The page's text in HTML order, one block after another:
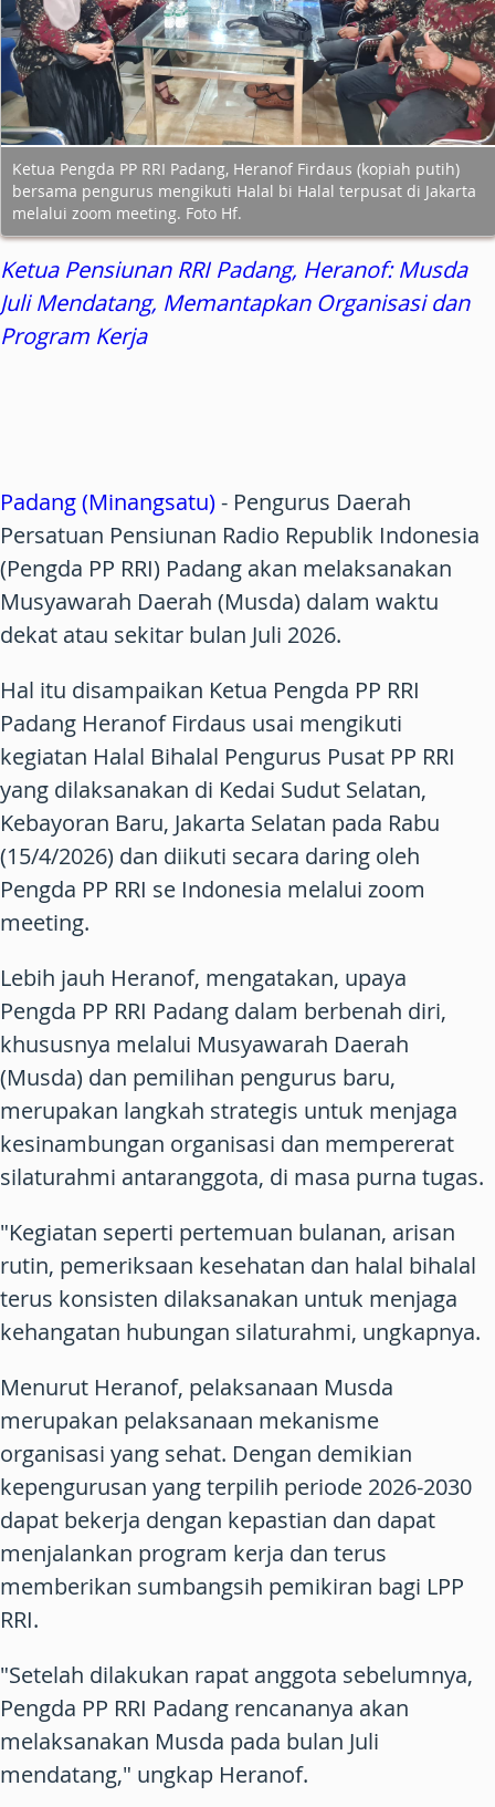
Ketua Pengda PP RRI Padang, Heranof Firdaus (kopiah putih)
bersama pengurus mengikuti Halal bi Halal terpusat di Jakarta
melalui zoom meeting. Foto Hf.
Ketua Pensiunan RRI Padang, Heranof: Musda
Juli Mendatang, Memantapkan Organisasi dan
Program Kerja
Padang (Minangsatu)- Pengurus Daerah
Persatuan Pensiunan Radio Republik Indonesia
(Pengda PP RRI) Padang akan melaksanakan
Musyawarah Daerah (Musda) dalam waktu
dekat atau sekitar bulan Juli 2026.
Hal itu disampaikan Ketua Pengda PP RRI
Padang Heranof Firdaus usai mengikuti
kegiatan Halal Bihalal Pengurus Pusat PP RRI
yang dilaksanakan di Kedai Sudut Selatan,
Kebayoran Baru, Jakarta Selatan pada Rabu
(15/4/2026) dan diikuti secara daring oleh
Pengda PP RRI se Indonesia melalui zoom
meeting.
Lebih jauh Heranof, mengatakan, upaya
Pengda PP RRI Padang dalam berbenah diri,
khususnya melalui Musyawarah Daerah
(Musda) dan pemilihan pengurus baru,
merupakan langkah strategis untuk menjaga
kesinambungan organisasi dan mempererat
silaturahmi antaranggota, di masa purna tugas.
"Kegiatan seperti pertemuan bulanan, arisan
rutin, pemeriksaan kesehatan dan halal bihalal
terus konsisten dilaksanakan untuk menjaga
kehangatan hubungan silaturahmi, ungkapnya.
Menurut Heranof, pelaksanaan Musda
merupakan pelaksanaan mekanisme
organisasi yang sehat. Dengan demikian
kepengurusan yang terpilih periode 2026-2030
dapat bekerja dengan kepastian dan dapat
menjalankan program kerja dan terus
memberikan sumbangsih pemikiran bagi LPP
RRI.
"Setelah dilakukan rapat anggota sebelumnya,
Pengda PP RRI Padang rencananya akan
melaksanakan Musda pada bulan Juli
mendatang," ungkap Heranof.